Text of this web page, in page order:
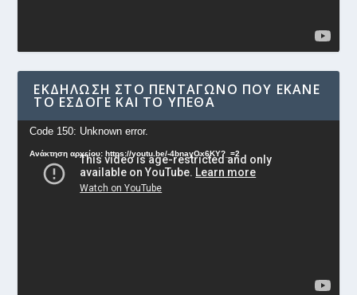
ΕΚΔΉΛΩΣΗ ΣΤΟ ΠΕΝΤΆΓΩΝΟ ΠΟΥ ΈΚΑΝΕ
ΤΟ ΕΣΔΟΓΕ ΚΑΙ ΤΟ ΥΠΕΘΑ
Πρόγραμμα
Αναπαραγωγής
Βίντεο
Code 150: Unknown error.
Ανάκτηση αρχείου: https://youtu.be/-4bnayOx6KY?_=2